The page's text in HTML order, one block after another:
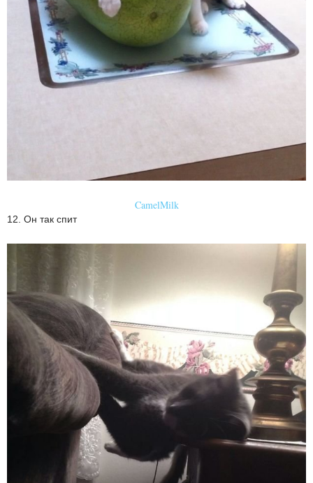
CamelMilk
12. Он так спит